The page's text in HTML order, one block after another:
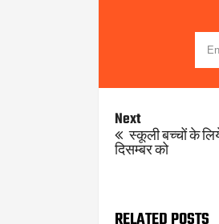
Next
स्कूली बच्चों के लिये
दिसम्बर को